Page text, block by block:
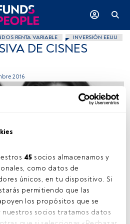
45 socios almacenamos y
como datos de
únicos, en tu dispositivo. Si
permitiendo que las
los propósitos que se
nuestros socios tratamos datos
RENTA VARIABLE INVERSIÓN EEUU
DE CISNES
2016